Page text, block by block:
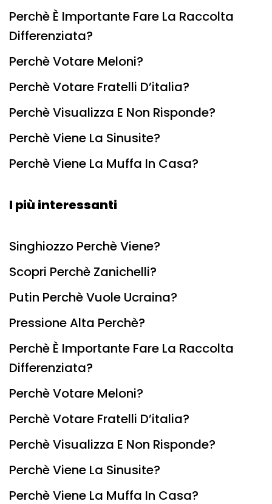
Perchè È Importante Fare La Raccolta
Differenziata?
Perchè Votare Meloni?
Perchè Votare Fratelli D’italia?
Perchè Visualizza E Non Risponde?
Perchè Viene La Sinusite?
Perchè Viene La Muffa In Casa?
I più interessanti
Singhiozzo Perchè Viene?
Scopri Perchè Zanichelli?
Putin Perchè Vuole Ucraina?
Pressione Alta Perchè?
Perchè È Importante Fare La Raccolta
Differenziata?
Perchè Votare Meloni?
Perchè Votare Fratelli D’italia?
Perchè Visualizza E Non Risponde?
Perchè Viene La Sinusite?
Perchè Viene La Muffa In Casa?